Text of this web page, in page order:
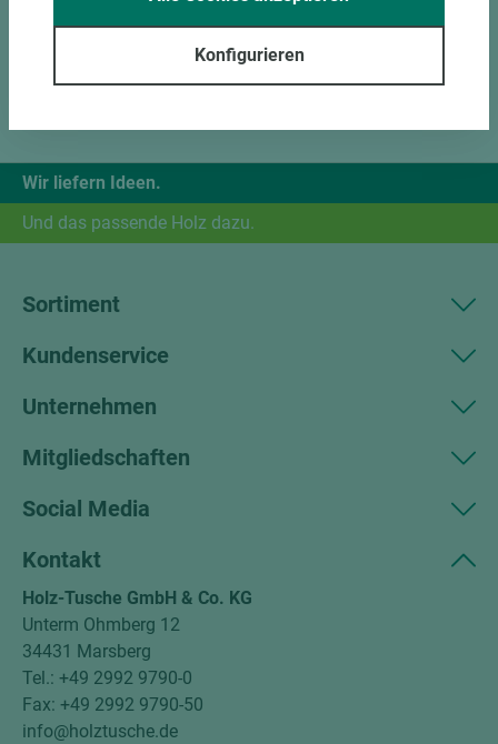
Wir liefern Ideen.
Und das passende Holz dazu.
Sortiment
Kundenservice
Unternehmen
Mitgliedschaften
Social Media
Kontakt
Holz-Tusche GmbH & Co. KG
Unterm Ohmberg 12
34431 Marsberg
Tel.: +49 2992 9790-0
Fax: +49 2992 9790-50
info@holztusche.de
Konfigurieren